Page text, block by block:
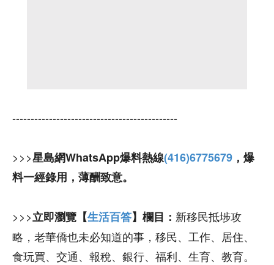
---------------------------------------------
>>>星島網WhatsApp爆料熱線(416)6775679 ，爆
料一經錄用，薄酬致意。
>>>立即瀏覽【生活百答】欄目： 新移民抵埗攻
略，老華僑也未必知道的事，移民、工作、居住、
食玩買、交通、報稅、銀行、福利、生育、教育。